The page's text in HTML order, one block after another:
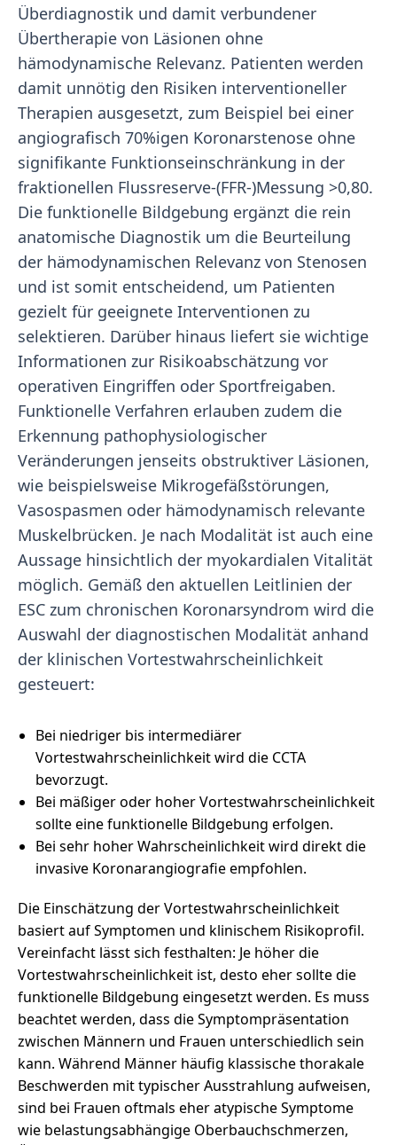
Überdiagnostik und damit verbundener
Übertherapie von Läsionen ohne
hämodynamische Relevanz. Patienten werden
damit unnötig den Risiken interventioneller
Therapien ausgesetzt, zum Beispiel bei einer
angiografisch 70%igen Koronarstenose ohne
signifikante Funktionseinschränkung in der
fraktionellen Flussreserve-(FFR-)Messung >0,80.
Die funktionelle Bildgebung ergänzt die rein
anatomische Diagnostik um die Beurteilung
der hämodynamischen Relevanz von Stenosen
und ist somit entscheidend, um Patienten
gezielt für geeignete Interventionen zu
selektieren. Darüber hinaus liefert sie wichtige
Informationen zur Risikoabschätzung vor
operativen Eingriffen oder Sportfreigaben.
Funktionelle Verfahren erlauben zudem die
Erkennung pathophysiologischer
Veränderungen jenseits obstruktiver Läsionen,
wie beispielsweise Mikrogefäßstörungen,
Vasospasmen oder hämodynamisch relevante
Muskelbrücken. Je nach Modalität ist auch eine
Aussage hinsichtlich der myokardialen Vitalität
möglich. Gemäß den aktuellen Leitlinien der
ESC zum chronischen Koronarsyndrom wird die
Auswahl der diagnostischen Modalität anhand
der klinischen Vortestwahrscheinlichkeit
gesteuert:
Bei niedriger bis intermediärer
Vortestwahrscheinlichkeit wird die CCTA
bevorzugt.
Bei mäßiger oder hoher Vortestwahrscheinlichkeit
sollte eine funktionelle Bildgebung erfolgen.
Bei sehr hoher Wahrscheinlichkeit wird direkt die
invasive Koronarangiografie empfohlen.
Die Einschätzung der Vortestwahrscheinlichkeit
basiert auf Symptomen und klinischem Risikoprofil.
Vereinfacht lässt sich festhalten: Je höher die
Vortestwahrscheinlichkeit ist, desto eher sollte die
funktionelle Bildgebung eingesetzt werden. Es muss
beachtet werden, dass die Symptompräsentation
zwischen Männern und Frauen unterschiedlich sein
kann. Während Männer häufig klassische thorakale
Beschwerden mit typischer Ausstrahlung aufweisen,
sind bei Frauen oftmals eher atypische Symptome
wie belastungsabhängige Oberbauchschmerzen,